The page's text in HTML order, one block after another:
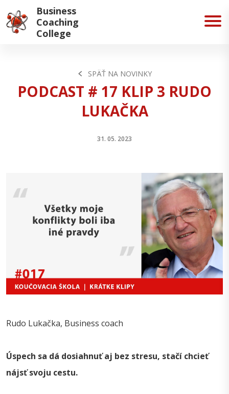
Business
Coaching
College
SPÄŤ NA NOVINKY
PODCAST # 17 KLIP 3 RUDO
LUKAČKA
31. 05. 2023
Rudo Lukačka, Business coach
Úspech sa dá dosiahnuť aj bez stresu, stačí chcieť
nájsť svoju cestu.